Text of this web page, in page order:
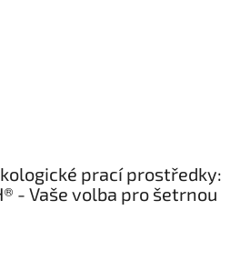
prací prostředky:
- Vaše volba pro šetrnou